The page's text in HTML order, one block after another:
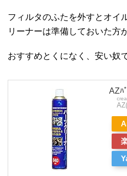
フィルタのふたを外すとオイ
リーナーは準備しておいた方
おすすめとくになく、安い奴
AZﾊ